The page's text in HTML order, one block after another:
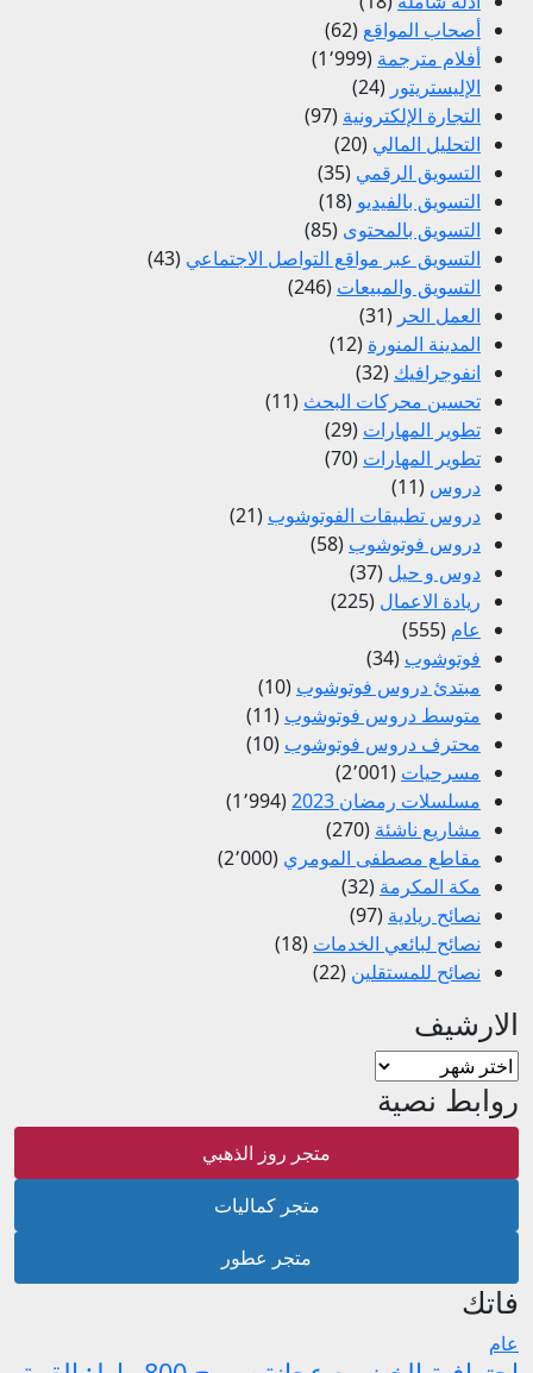
أصحاب المواقع (62)
أفلام مترجمة (1٬999)
الإليستريتور (24)
التجارة الإلكترونية (97)
التحليل المالي (20)
التسويق الرقمي (35)
التسويق بالفيديو (18)
التسويق بالمحتوى (85)
التسويق عبر مواقع التواصل الاجتماعي (43)
التسويق والمبيعات (246)
العمل الحر (31)
المدينة المنورة (12)
انفوجرافيك (32)
تحسين محركات البحث (11)
تطوير المهارات (29)
تطوير المهارات (70)
دروس (11)
دروس تطبيقات الفوتوشوب (21)
دروس فوتوشوب (58)
دوس و حيل (37)
ريادة الاعمال (225)
عام (555)
فوتوشوب (34)
مبتدئ دروس فوتوشوب (10)
متوسط دروس فوتوشوب (11)
محترف دروس فوتوشوب (10)
مسرحيات (2٬001)
مسلسلات رمضان 2023
(1٬994)
مشاريع ناشئة (270)
مقاطع مصطفى المومري (2٬000)
مكة المكرمة (32)
نصائح ريادية (97)
نصائح لبائعي الخدمات (18)
نصائح للمستقلين (22)
الارشيف
الارشيف
روابط نصية
متجر روز الذهبي
متجر كماليات
متجر عطور
فاتك
عام